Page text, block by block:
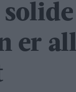
solide
er